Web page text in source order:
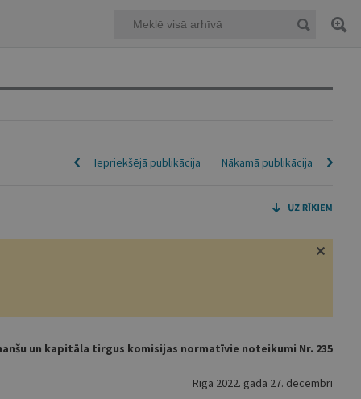
Nākamā publikācija
Iepriekšējā publikācija
un kapitāla tirgus komisijas normatīvie noteikumi Nr. 235
Rīgā 2022. gada 27. decembrī